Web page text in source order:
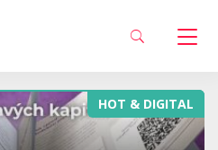
HOT & DIGITAL